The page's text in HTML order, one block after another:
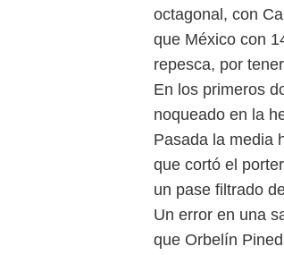
octagonal, con
que México con
repesca, por
En los primeros
noqueado en la
Pasada la media
que cortó el
un pase filtrado
Un error en una
que Orbelín